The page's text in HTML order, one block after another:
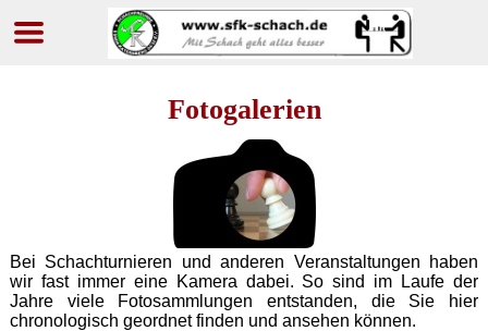
Fotogalerien
Bei Schachturnieren und anderen Veranstaltungen haben
wir fast immer eine Kamera dabei. So sind im Laufe der
Jahre viele Fotosammlungen entstanden, die Sie hier
chronologisch geordnet finden und ansehen können.